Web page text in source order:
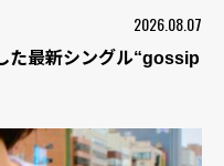
2026.08.07
た最新シングル“gossip